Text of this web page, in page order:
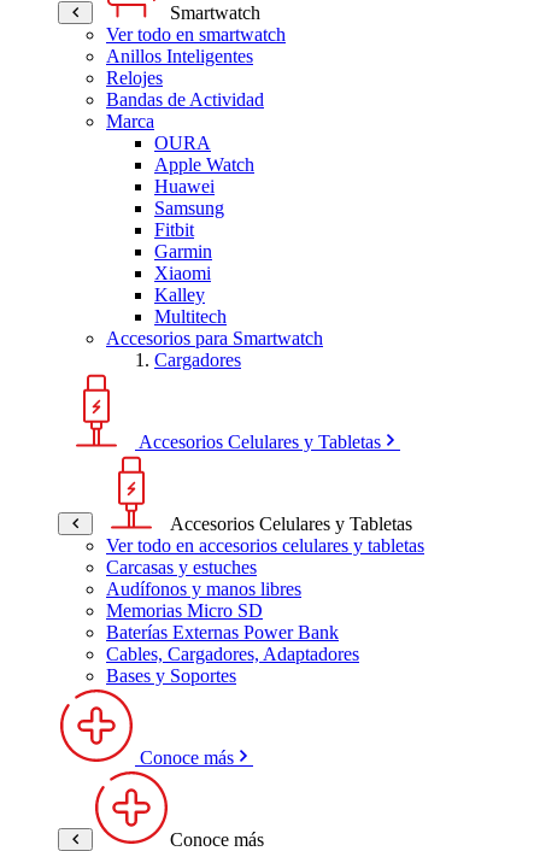
Smartwatch
Ver todo en smartwatch
Anillos Inteligentes
Relojes
Bandas de Actividad
Marca
OURA
Apple Watch
Huawei
Samsung
Fitbit
Garmin
Xiaomi
Kalley
Multitech
Accesorios para Smartwatch
Cargadores
Accesorios Celulares y Tabletas
Accesorios Celulares y Tabletas
Ver todo en accesorios celulares y tabletas
Carcasas y estuches
Audífonos y manos libres
Memorias Micro SD
Baterías Externas Power Bank
Cables, Cargadores, Adaptadores
Bases y Soportes
Conoce más
Conoce más